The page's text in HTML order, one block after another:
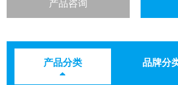
产品咨询
产品分类 品牌分